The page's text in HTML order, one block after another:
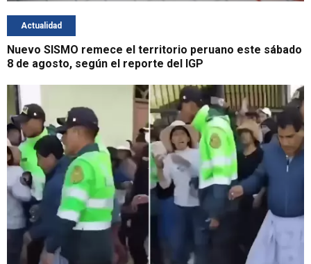
Actualidad
Nuevo SISMO remece el territorio peruano este sábado
8 de agosto, según el reporte del IGP